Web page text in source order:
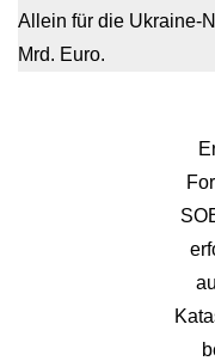
Allein für die Ukraine-
Mrd. Euro.